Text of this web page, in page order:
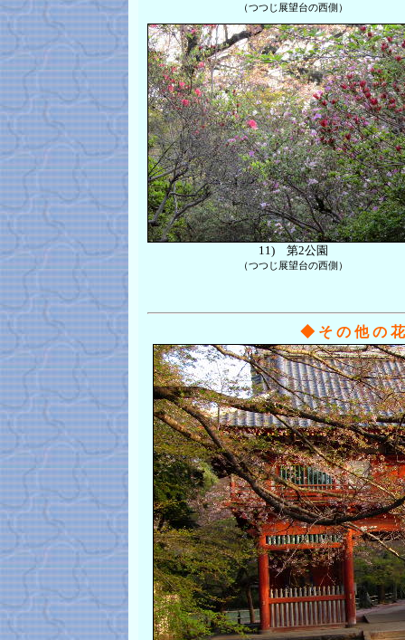
（つつじ展望台の西側）
11) 第2公園
（つつじ展望台の西側）
◆ そ の 他 の